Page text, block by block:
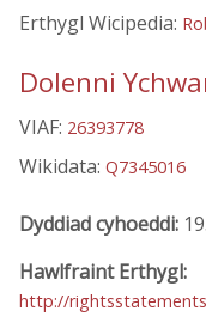
Erthygl Wicipedia:
Dolenni
VIAF: 26393778
Wikidata: Q7345016
Dyddiad cyhoeddi:
Hawlfraint Erthygl:
http://